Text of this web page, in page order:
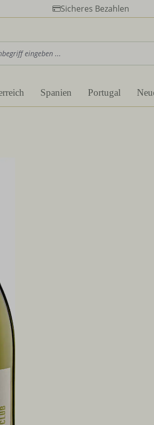
Sicheres Bezahlen
Spanien Portugal